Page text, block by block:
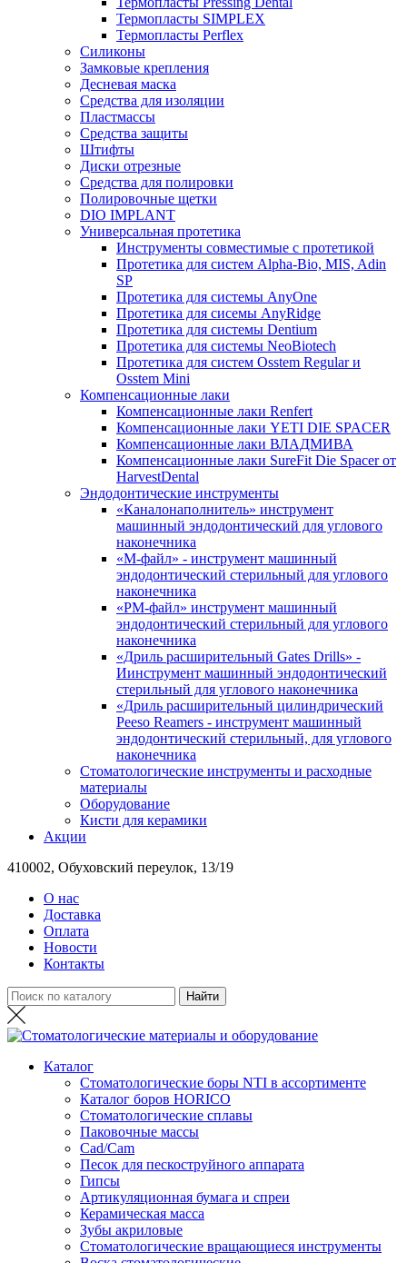
Термопласты SIMPLEX
Термопласты Perflex
Силиконы
Замковые крепления
Десневая маска
Средства для изоляции
Пластмассы
Средства защиты
Штифты
Диски отрезные
Средства для полировки
Полировочные щетки
DIO IMPLANT
Универсальная протетика
Инструменты совместимые с протетикой
Протетика для систем Alpha-Bio, MIS, Adin
SP
Протетика для системы AnyOne
Протетика для сисемы AnyRidge
Протетика для системы Dentium
Протетика для системы NeoBiotech
Протетика для систем Osstem Regular и
Osstem Mini
Компенсационные лаки
Компенсационные лаки Renfert
Компенсационные лаки YETI DIE SPACER
Компенсационные лаки ВЛАДМИВА
Компенсационные лаки SureFit Die Spacer от
HarvestDental
Эндодонтические инструменты
«Каналонаполнитель» инструмент
машинный эндодонтический для углового
наконечника
«М-файл» - инструмент машинный
эндодонтический стерильный для углового
наконечника
«РМ-файл» инструмент машинный
эндодонтический стерильный для углового
наконечника
«Дриль расширительный Gates Drills» -
Иинструмент машинный эндодонтический
стерильный для углового наконечника
«Дриль расширительный цилиндрический
Peeso Reamers - инструмент машинный
эндодонтический стерильный, для углового
наконечника
Стоматологические инструменты и расходные
материалы
Оборудование
Кисти для керамики
Акции
410002, Обуховский переулок, 13/19
О нас
Доставка
Оплата
Новости
Контакты
Каталог
Стоматологические боры NTI в ассортименте
Каталог боров HORICO
Стоматологические сплавы
Паковочные массы
Сad/Сam
Песок для пескоструйного аппарата
Гипсы
Артикуляционная бумага и спреи
Керамическая масса
Зубы акриловые
Стоматологические вращающиеся инструменты